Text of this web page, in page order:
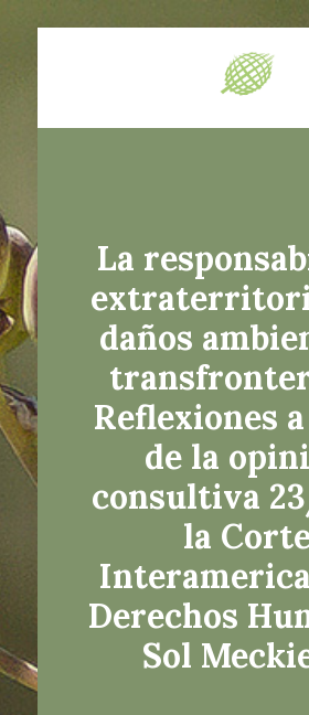
La
daños
Reflexiones
de la
consultiva
la
Derechos
Sol